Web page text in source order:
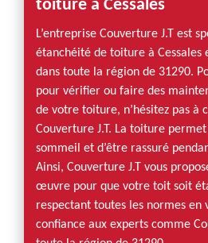
toiture à Cessales
L’entreprise Couverture J.T est
étanchéité de toiture à
dans toute la région de 31290.
pour vérifier ou faire des
de votre toiture, n’hésitez pas à
Couverture J.T. La toiture permet
sommeil et d’être rassuré
Ainsi, Couverture J.T vous
œuvre pour que votre toit soit
respectant toutes les normes en
confiance aux experts comme